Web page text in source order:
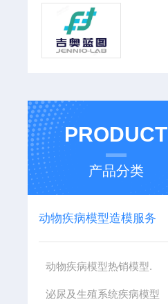
PRODUCT
产品分类
动物疾病模型造模服务
动物疾病模型热销模型.
泌尿及生殖系统疾病模型